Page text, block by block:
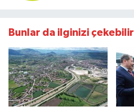
Bunlar da ilginizi çekebilir